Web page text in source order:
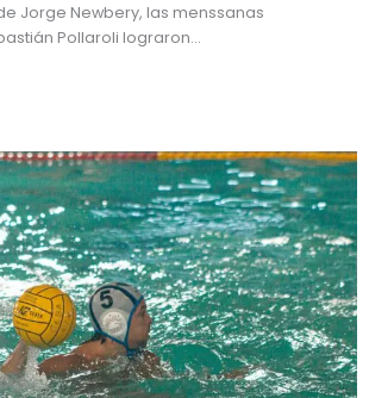
Jorge Newbery, las menssanas
Pollaroli lograron...